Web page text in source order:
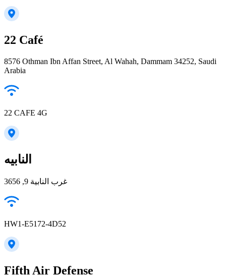
22 Café
8576 Othman Ibn Affan Street, Al Wahah, Dammam 34252, Saudi
Arabia
22 CAFE 4G
النابيه
غرب النابية 9, 3656
HW1-E5172-4D52
Fifth Air Defense